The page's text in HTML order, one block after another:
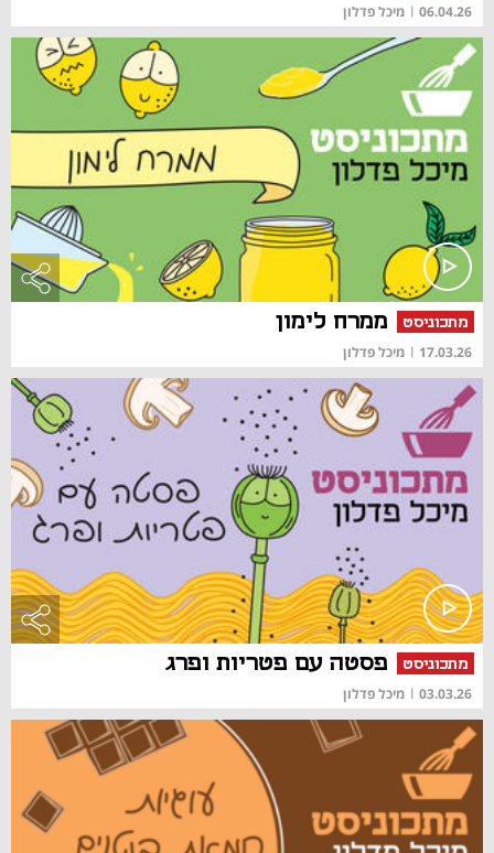
06.04.26
| מיכל פדלון
מתכוניסט ממרח לימון
17.03.26
| מיכל פדלון
מתכוניסט פסטה עם פטריות ופרג
03.03.26
| מיכל פדלון